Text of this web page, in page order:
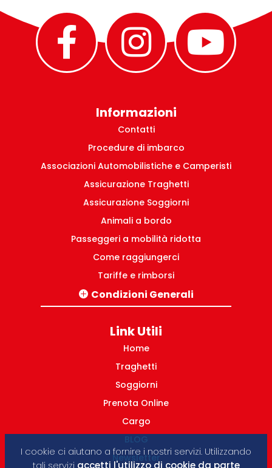
Informazioni
Contatti
Procedure di imbarco
Associazioni Automobilistiche e Camperisti
Assicurazione Traghetti
Assicurazione Soggiorni
Animali a bordo
Passeggeri a mobilità ridotta
Come raggiungerci
Tariffe e rimborsi
Condizioni Generali
Pacchetti turistici Grecia
Link Utili
Home
Traghetti
Soggiorni
Prenota Online
Cargo
BLOG
Newsletter
I cookie ci aiutano a fornire i nostri servizi. Utilizzando
tali servizi accetti l'utilizzo di cookie da parte